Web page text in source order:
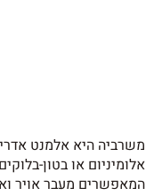
משרביה היא אלמנט
אלומיניום או בטון-
המאפשרים מעבר אויר